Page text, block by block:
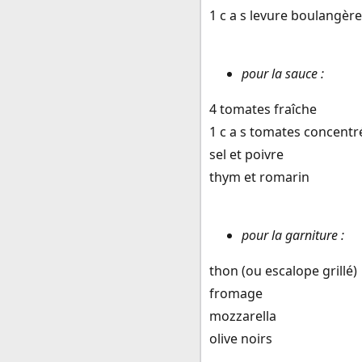
1 c a s levure boulangère
pour la sauce :
4 tomates fraîche
1 c a s tomates
sel et poivre
thym et romarin
pour la garniture :
thon (ou escalope grillé)
fromage
mozzarella
olive noirs